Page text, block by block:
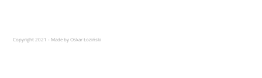
Copyright 2021 - Made by Oskar Łoziński